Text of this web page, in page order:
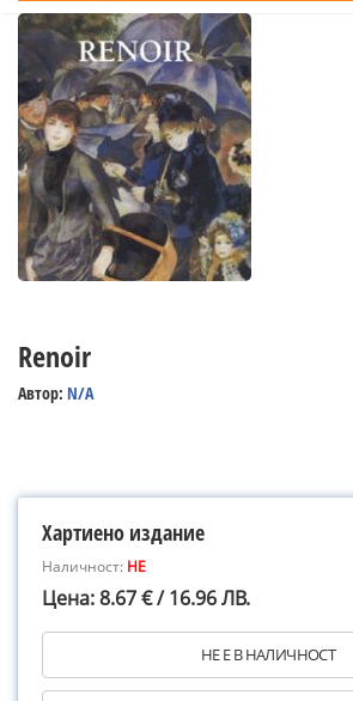
Renoir
Автор: N/A
Хартиено издание
Наличност: НЕ
Цена: 8.67 € / 16.96 ЛВ.
НЕ Е В НАЛИЧНОСТ